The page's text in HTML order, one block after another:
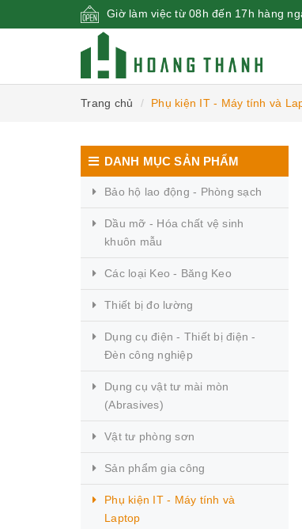
Giờ làm việc từ 08h đến 17h hàng
Trang chủ Phụ kiện IT - Máy tính và
DANH MỤC SẢN PHẨM
Bảo hộ lao động - Phòng sạch
Dầu mỡ - Hóa chất vệ sinh
khuôn mẫu
Các loại Keo - Băng Keo
Thiết bị đo lường
Dụng cụ điện - Thiết bị điện -
Đèn công nghiệp
Dụng cụ vật tư mài mòn
(Abrasives)
Vật tư phòng sơn
Sản phẩm gia công
Phụ kiện IT - Máy tính và
Laptop